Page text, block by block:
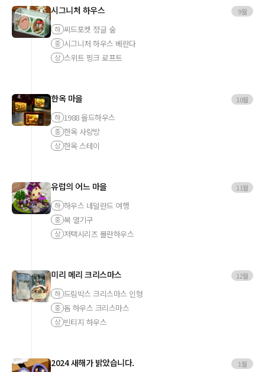
시그니처 하우스
하 씨드포켓 정글 숲
중 시그니처 하우스 베란다
상 스위트 핑크 로프트
9월
한옥 마을
하 1988 올드하우스
중 한옥 사랑방
상 한옥 스테이
10월
유럽의 어느 마을
하 하우스 네덜란드 여행
중 북 열기구
상 저택시리즈 몰란하우스
11월
미리 메리 크리스마스
하 드림박스 크리스마스 인형
중 돔 하우스 크리스마스
상 빈티지 하우스
12월
2024 새해가 밝았습니다. 1월